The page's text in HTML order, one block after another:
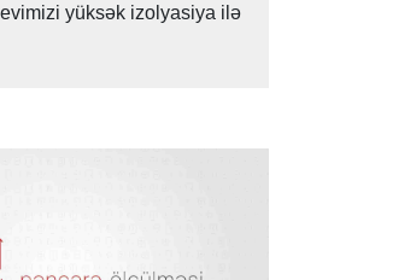
yüksək izolyasiya ilə